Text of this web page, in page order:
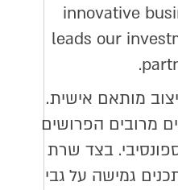
innovative
leads our
מותאם אישית.
מרובים הפרושים
בצד שרת
גמישה על גבי